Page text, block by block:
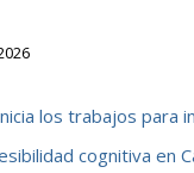
los trabajos para
cognitiva en